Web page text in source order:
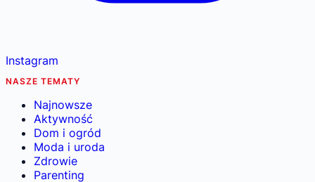
Instagram
NASZE TEMATY
Najnowsze
Aktywność
Dom i ogród
Moda i uroda
Zdrowie
Parenting